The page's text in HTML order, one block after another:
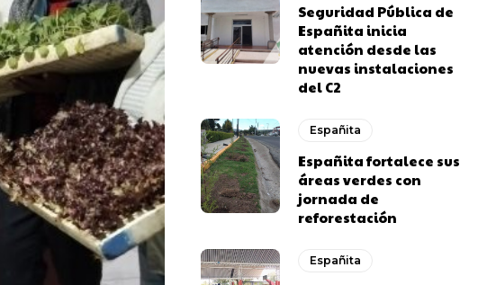
Seguridad Pública de
Españita inicia
atención desde las
nuevas instalaciones
del C2
Españita
Españita fortalece sus
áreas verdes con
jornada de
reforestación
Españita